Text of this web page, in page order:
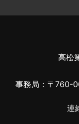
高松
事務局：〒 760-
連